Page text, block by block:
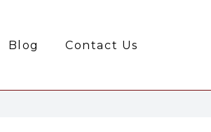
Blog Contact Us